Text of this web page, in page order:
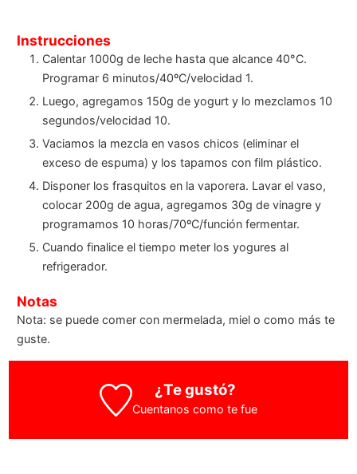
Instrucciones
Calentar 1000g de leche hasta que alcance 40°C.
Programar 6 minutos/40ºC/velocidad 1.
Luego, agregamos 150g de yogurt y lo mezclamos 10
segundos/velocidad 10.
Vaciamos la mezcla en vasos chicos (eliminar el
exceso de espuma) y los tapamos con film plástico.
Disponer los frasquitos en la vaporera. Lavar el vaso,
colocar 200g de agua, agregamos 30g de vinagre y
programamos 10 horas/70ºC/función fermentar.
Cuando finalice el tiempo meter los yogures al
refrigerador.
Notas
Nota: se puede comer con mermelada, miel o como más te
guste.
¿Te gustó?
Cuentanos como te fue